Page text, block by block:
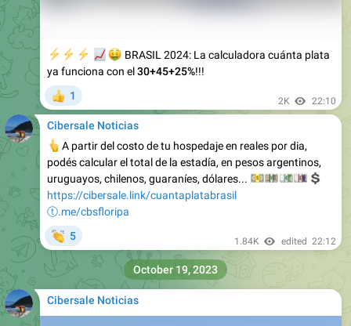
BRASIL 2024: La calculadora cuánta plata
ya funciona con el 30+45+25%!!!
1 2K 22:10
Cibersale Noticias
A partir del costo de tu hospedaje en reales por dia,
podés calcular el total de la estadía, en pesos argentinos,
uruguayos, chilenos, guaraníes, dólares...
💵
💴
💶
💷
💲
https://cibersale.link/cuantaplatabrasil
ⓣ.me/cbsfloripa
5 1.84K edited 22:12
Cibersale Noticias
October 19, 2023